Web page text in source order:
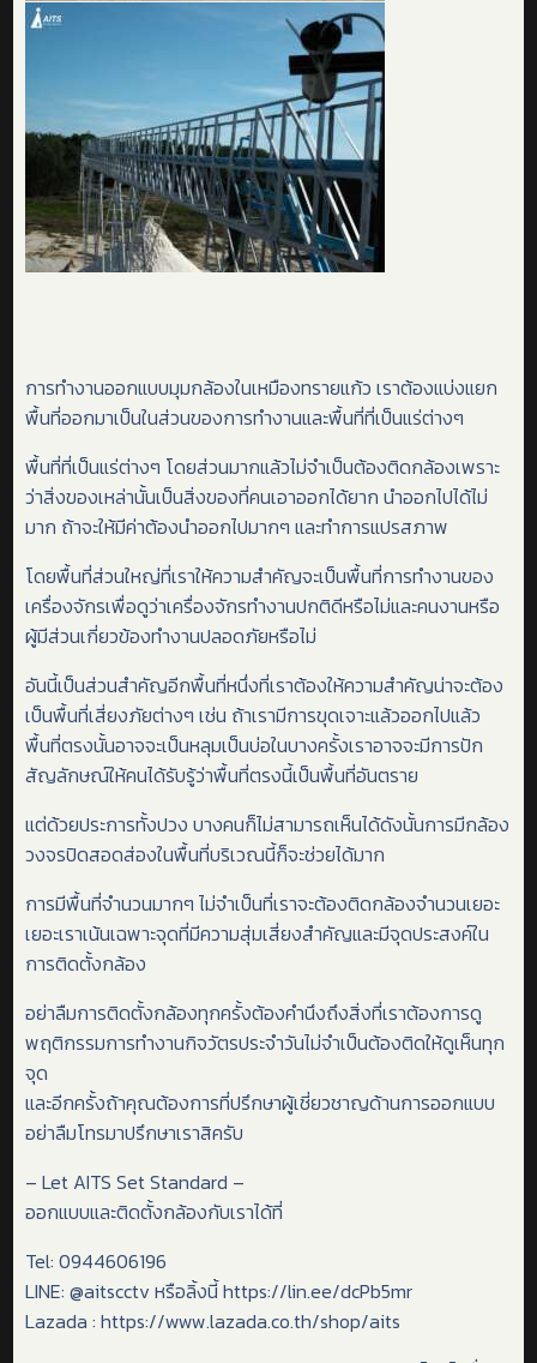
การทำงานออกแบบมุมกล้องในเหมืองทรายแก้ว เราต้องแบ่งแยก
พื้นที่ออกมาเป็นในส่วนของการทำงานและพื้นที่ที่เป็นแร่ต่างๆ
พื้นที่ที่เป็นแร่ต่างๆ โดยส่วนมากแล้วไม่จำเป็นต้องติดกล้องเพราะ
ว่าสิ่งของเหล่านั้นเป็นสิ่งของที่คนเอาออกได้ยาก นำออกไปได้ไม่
มาก ถ้าจะให้มีค่าต้องนำออกไปมากๆ และทำการแปรสภาพ
โดยพื้นที่ส่วนใหญ่ที่เราให้ความสำคัญจะเป็นพื้นที่การทำงานของ
เครื่องจักรเพื่อดูว่าเครื่องจักรทำงานปกติดีหรือไม่และคนงานหรือ
ผู้มีส่วนเกี่ยวข้องทำงานปลอดภัยหรือไม่
อันนี้เป็นส่วนสำคัญอีกพื้นที่หนึ่งที่เราต้องให้ความสำคัญน่าจะต้อง
เป็นพื้นที่เสี่ยงภัยต่างๆ เช่น ถ้าเรามีการขุดเจาะแล้วออกไปแล้ว
พื้นที่ตรงนั้นอาจจะเป็นหลุมเป็นบ่อในบางครั้งเราอาจจะมีการปัก
สัญลักษณ์ให้คนได้รับรู้ว่าพื้นที่ตรงนี้เป็นพื้นที่อันตราย
แต่ด้วยประการทั้งปวง บางคนก็ไม่สามารถเห็นได้ดังนั้นการมีกล้อง
วงจรปิดสอดส่องในพื้นที่บริเวณนี้ก็จะช่วยได้มาก
การมีพื้นที่จำนวนมากๆ ไม่จำเป็นที่เราจะต้องติดกล้องจำนวนเยอะ
เยอะเราเน้นเฉพาะจุดที่มีความสุ่มเสี่ยงสำคัญและมีจุดประสงค์ใน
การติดตั้งกล้อง
อย่าลืมการติดตั้งกล้องทุกครั้งต้องคำนึงถึงสิ่งที่เราต้องการดู
พฤติกรรมการทำงานกิจวัตรประจำวันไม่จำเป็นต้องติดให้ดูเห็นทุก
จุด
และอีกครั้งถ้าคุณต้องการที่ปรึกษาผู้เชี่ยวชาญด้านการออกแบบ
อย่าลืมโทรมาปรึกษาเราสิครับ
– Let AITS Set Standard –
ออกแบบและติดตั้งกล้องกับเราได้ที่
Tel: 0944606196
LINE: @aitscctv หรือลิ้งนี้ https://lin.ee/dcPb5mr
Lazada : https://www.lazada.co.th/shop/aits